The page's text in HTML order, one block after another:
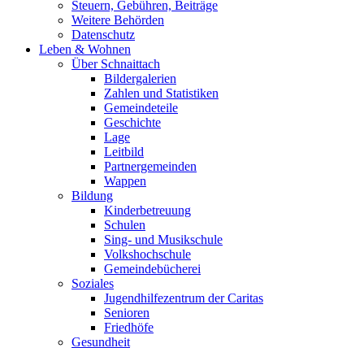
Steuern, Gebühren, Beiträge
Weitere Behörden
Datenschutz
Leben & Wohnen
Über Schnaittach
Bildergalerien
Zahlen und Statistiken
Gemeindeteile
Geschichte
Lage
Leitbild
Partnergemeinden
Wappen
Bildung
Kinderbetreuung
Schulen
Sing- und Musikschule
Volkshochschule
Gemeindebücherei
Soziales
Jugendhilfezentrum der Caritas
Senioren
Friedhöfe
Gesundheit